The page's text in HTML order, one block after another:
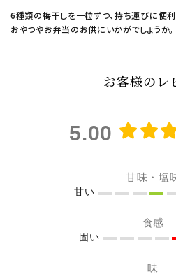
6種類の梅干しを一粒ずつ、持ち運びに便
おやつやお弁当のお供にいかがでしょうか。
お客様のレ
5.00
甘味・塩
甘い
食感
固い
味